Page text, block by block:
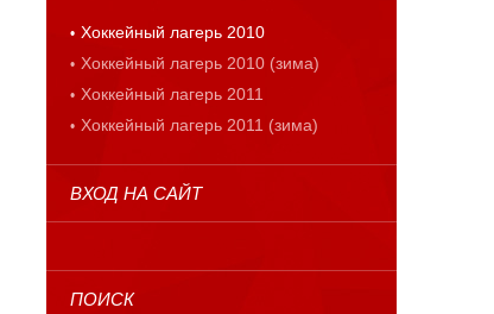
Хоккейный лагерь 2010
Хоккейный лагерь 2010 (зима)
Хоккейный лагерь 2011
Хоккейный лагерь 2011 (зима)
ВХОД НА САЙТ
ПОИСК